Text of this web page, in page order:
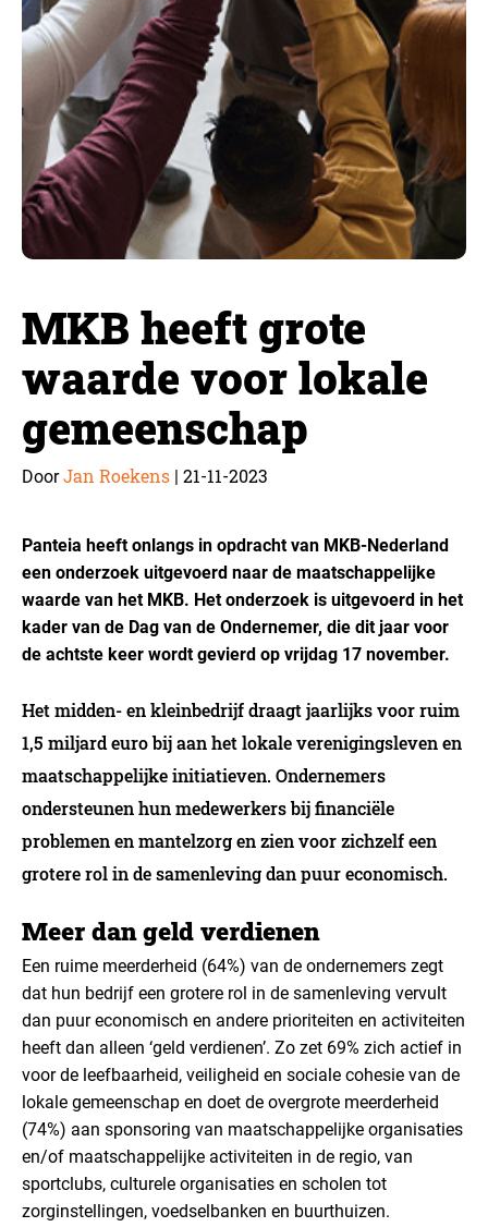
MKB heeft grote
waarde voor lokale
gemeenschap
DoorJan Roekens | 21-11-2023
Panteia heeft onlangs in opdracht van MKB-Nederland
een onderzoek uitgevoerd naar de maatschappelijke
waarde van het MKB. Het onderzoek is uitgevoerd in het
kader van de Dag van de Ondernemer, die dit jaar voor
de achtste keer wordt gevierd op vrijdag 17 november.
Het midden- en kleinbedrijf draagt jaarlijks voor ruim
1,5 miljard euro bij aan het lokale verenigingsleven en
maatschappelijke initiatieven. Ondernemers
ondersteunen hun medewerkers bij financiële
problemen en mantelzorg en zien voor zichzelf een
grotere rol in de samenleving dan puur economisch.
Meer dan geld verdienen
Een ruime meerderheid (64%) van de ondernemers zegt
dat hun bedrijf een grotere rol in de samenleving vervult
dan puur economisch en andere prioriteiten en activiteiten
heeft dan alleen ‘geld verdienen’. Zo zet 69% zich actief in
voor de leefbaarheid, veiligheid en sociale cohesie van de
lokale gemeenschap en doet de overgrote meerderheid
(74%) aan sponsoring van maatschappelijke organisaties
en/of maatschappelijke activiteiten in de regio, van
sportclubs, culturele organisaties en scholen tot
zorginstellingen, voedselbanken en buurthuizen.